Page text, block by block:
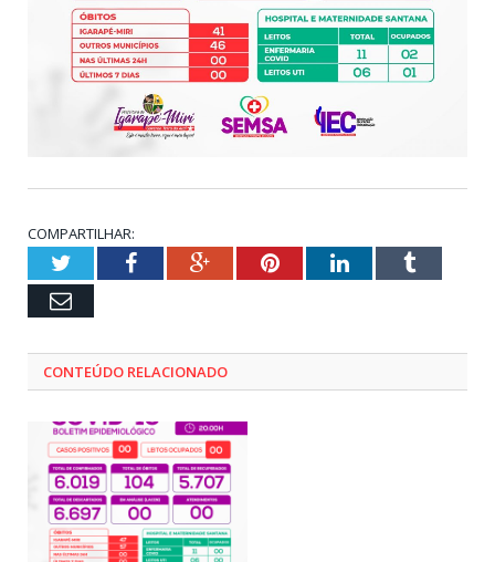
COMPARTILHAR:
TwitterFacebookGoogle+PinterestLinkedInTumblr
Email
CONTEÚDO RELACIONADO